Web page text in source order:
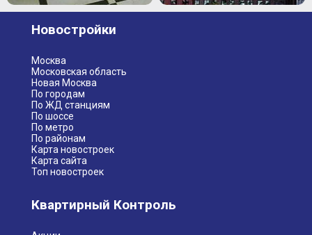
Новостройки
Москва
Московская область
Новая Москва
По городам
По ЖД станциям
По шоссе
По метро
По районам
Карта новостроек
Карта сайта
Топ новостроек
Квартирный Контроль